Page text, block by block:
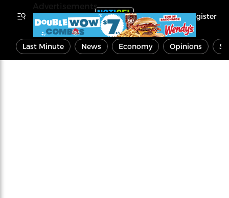
Register
Last Minute News Economy Opinions
Advertisements